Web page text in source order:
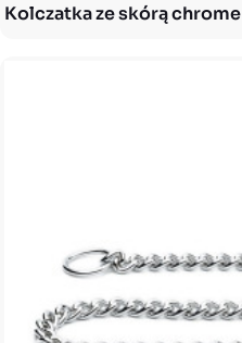
Kolczatka ze skórą chrome